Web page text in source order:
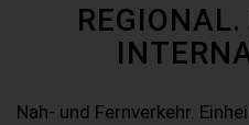
Nah- und Fernverkehr.